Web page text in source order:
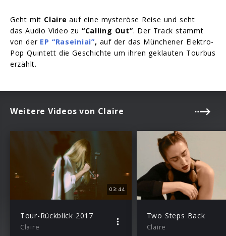
Geht mit Claire auf eine mysteröse Reise und seht
das Audio Video zu “Calling Out”. Der Track stammt
von der EP “Raseiniai”, auf der das Münchener Elektro-
Pop Quintett die Geschichte um ihren geklauten Tourbus
erzählt.
Weitere Videos von Claire
03:44
Tour-Rückblick 2017
Claire
Two Steps Back
Claire